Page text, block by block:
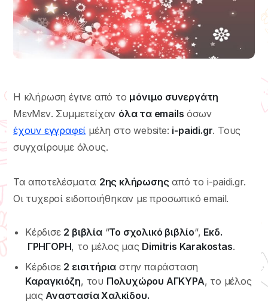
Η κλήρωση έγινε από το μόνιμο συνεργάτη
ΜενΜεν. Συμμετείχαν όλα τα emails όσων
έχουν εγγραφεί μέλη στο website: i-paidi.gr. Τους
συγχαίρουμε όλους.
Τα αποτελέσματα 2ης κλήρωσηςαπό το i-paidi.gr.
Οι τυχεροί ειδοποιήθηκαν με προσωπικό email.
Κέρδισε 2 βιβλία“Το σχολικό βιβλίο“, Εκδ.
ΓΡΗΓΟΡΗ, το μέλος μας Dimitris Karakostas.
Κέρδισε 2 εισιτήρια στην παράσταση
Καραγκιόζη, του Πολυχώρου ΑΓΚΥΡΑ, το μέλος
μας Αναστασία Χαλκίδου.